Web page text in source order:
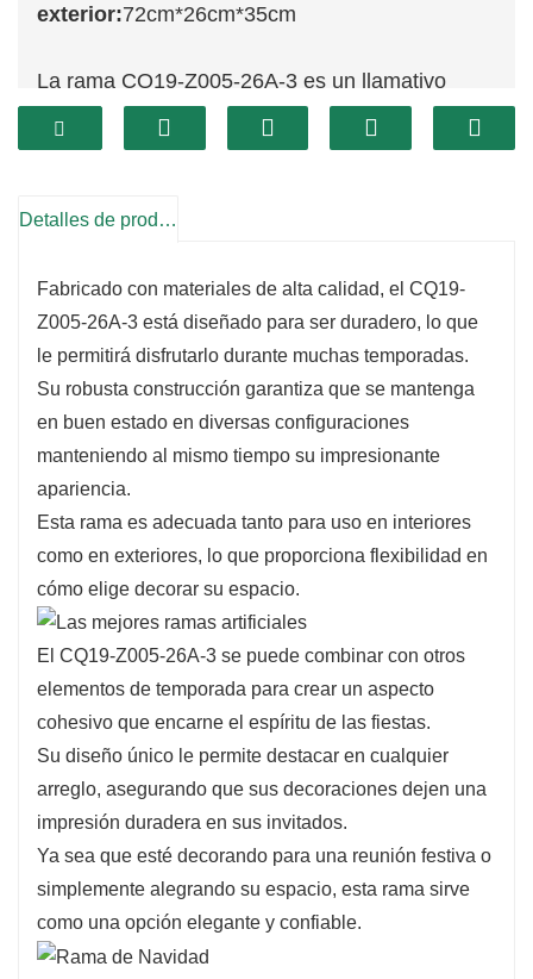
exterior:72cm*26cm*35cm
La rama CQ19-Z005-26A-3 es un llamativo
elemento decorativo que realza la belleza de tus
arreglos navideños.
esta rama es perfecta para agregar un toque de
florales.
Captura maravillosamente el espíritu de la
temporada, permitiéndole crear un ambiente
cálido y acogedor en su hogar.
Una de las características clave del CQ19-
Z005-26A-3 es su versatilidad.
Esta rama puede combinarse perfectamente
con varios estilos de decoración, ya sea que
prefieras una estética moderna, rústica o
tradicional.
Úselo para crear impresionantes centros de
mesa o como pieza decorativa en arreglos más
grandes.
Su adaptabilidad garantiza que complemente su
decoración general, convirtiéndolo en un
complemento esencial para su colección
navideña.
Detalles de producto
Fabricado con materiales de alta calidad, el CQ19-
Z005-26A-3 está diseñado para ser duradero, lo que
le permitirá disfrutarlo durante muchas temporadas.
Su robusta construcción garantiza que se mantenga
en buen estado en diversas configuraciones
manteniendo al mismo tiempo su impresionante
apariencia.
Esta rama es adecuada tanto para uso en interiores
como en exteriores, lo que proporciona flexibilidad en
cómo elige decorar su espacio.
El CQ19-Z005-26A-3 se puede combinar con otros
elementos de temporada para crear un aspecto
cohesivo que encarne el espíritu de las fiestas.
Su diseño único le permite destacar en cualquier
arreglo, asegurando que sus decoraciones dejen una
impresión duradera en sus invitados.
Ya sea que esté decorando para una reunión festiva o
simplemente alegrando su espacio, esta rama sirve
como una opción elegante y confiable.